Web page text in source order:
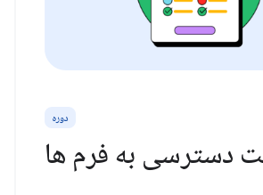
دوره
دسترسی به فرم ها